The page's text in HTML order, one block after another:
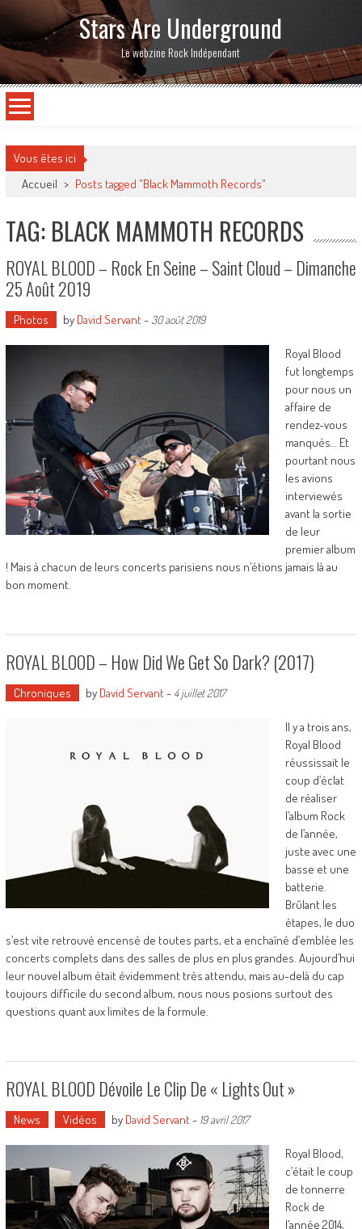
Stars Are Underground
Le webzine Rock Indépendant
Vous êtes ici
Accueil > Posts tagged "Black Mammoth Records"
TAG: BLACK MAMMOTH RECORDS
ROYAL BLOOD – Rock En Seine – Saint Cloud – Dimanche
25 Août 2019
Photos by David Servant- 30 août 2019
Royal Blood
fut longtemps
pour nous un
affaire de
rendez-vous
manqués… Et
pourtant nous
les avions
interviewés
avant la sortie
de leur
premier album
! Mais à chacun de leurs concerts parisiens nous n’étions jamais là au
bon moment.
ROYAL BLOOD – How Did We Get So Dark? (2017)
Chroniques by David Servant- 4 juillet 2017
Il y a trois ans,
Royal Blood
réussissait le
coup d’éclat
de réaliser
l’album Rock
de l’année,
juste avec une
basse et une
batterie.
Brûlant les
étapes, le duo
s’est vite retrouvé encensé de toutes parts, et a enchaîné d’emblée les
concerts complets dans des salles de plus en plus grandes. Aujourd’hui
leur nouvel album était évidemment très attendu, mais au-delà du cap
toujours difficile du second album, nous nous posions surtout des
questions quant aux limites de la formule.
ROYAL BLOOD Dévoile Le Clip De « Lights Out »
News Vidéos by David Servant- 19 avril 2017
Royal Blood,
c’était le coup
de tonnerre
Rock de
l’année 2014,